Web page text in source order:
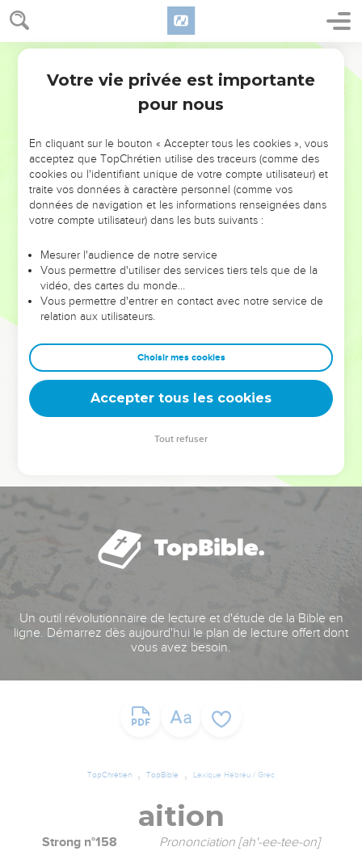
NE MANQUEZ PAS L’ÉVÉNEMENT
DE L’ANNÉE !
ET SI LEURS ERREURS POUVAIENT VOUS ÉVITER LES
VOTRES ?
leur foi ou leur vision. Mais on voit moins les doutes, les erreurs
et les saisons difficiles qu'ils ont traversés, alors même que ce
sont elles qui les ont façonnés.
Dans cette conférence, leaders, entrepreneurs, et responsables
clés pour avancer avec plus de sagesse afin que leurs erreurs
deviennent vos tremplins. Que vous guidiez un ministère, une
équipe, un groupe ou une famille, leur expérience est faite
Un outil révolutionnaire de lecture et d'étude de la Bible en
ligne. Démarrez dès aujourd'hui le plan de lecture offert dont
vous avez besoin.
TopChrétien TopBible Lexique Hébreu / Grec
aition
Strong n°158 Prononciation [ah'-ee-tee-on]
Votre vie privée est importante
pour nous
En cliquant sur le bouton « Accepter tous les cookies », vous
acceptez que TopChrétien utilise des traceurs (comme des
cookies ou l'identifiant unique de votre compte utilisateur) et
traite vos données à caractère personnel (comme vos
données de navigation et les informations renseignées dans
votre compte utilisateur) dans les buts suivants :
Mesurer l'audience de notre service
Vous permettre d'utiliser des services tiers tels que de la
vidéo, des cartes du monde…
Vous permettre d'entrer en contact avec notre service de
relation aux utilisateurs.
Choisir mes cookies
Accepter tous les cookies
Tout refuser